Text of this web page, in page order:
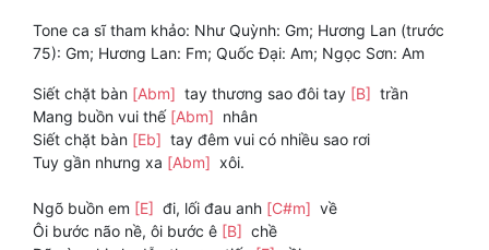
Tone ca sĩ tham khảo: Như Quỳnh: Gm; Hương Lan (trước
75): Gm; Hương Lan: Fm; Quốc Đại: Am; Ngọc Sơn: Am
Siết chặt bàn [Abm] tay thương sao đôi tay [B] trần
Mang buồn vui thế [Abm] nhân
Siết chặt bàn [Eb] tay đêm vui có nhiều sao rơi
Tuy gần nhưng xa [Abm] xôi.
Ngõ buồn em [E] đi, lối đau anh [C#m] về
Ôi bước não nề, ôi bước ê [B] chề